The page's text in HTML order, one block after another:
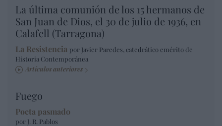
La última comunión de los 15 hermanos de
San Juan de Dios, el 30 de julio de 1936, en
Calafell (Tarragona)
La Resistencia por Javier Paredes, catedrático emérito de
Historia Contemporánea
Artículos anteriores
Fuego
Poeta pasmado
por J. R. Pablos